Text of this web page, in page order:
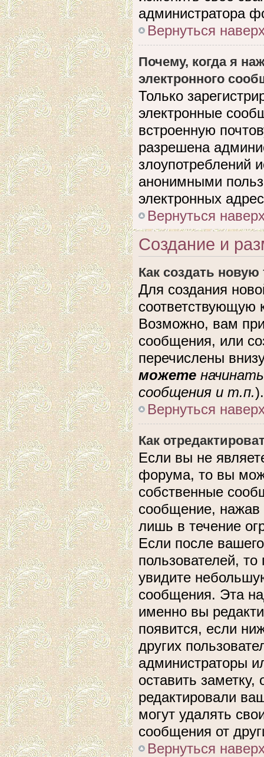
администратора
Вернуться
Почему, когда я
электронного
Только
электронные
встроенную
разрешена
злоупотреблений
анонимными
электронных
Вернуться
Создание и
Как создать новую
Для создания
соответствующую
Возможно, вам
сообщения, или
перечислены
можете
сообщения и т.п.).
Вернуться
Как
Если вы не
форума, то вы
собственные
сообщение, нажав
лишь в течение
Если после
пользователей,
увидите
сообщения. Эта
именно вы
появится, если
других
администраторы
оставить заметку,
редактировали
могут удалять
сообщения от
Вернуться